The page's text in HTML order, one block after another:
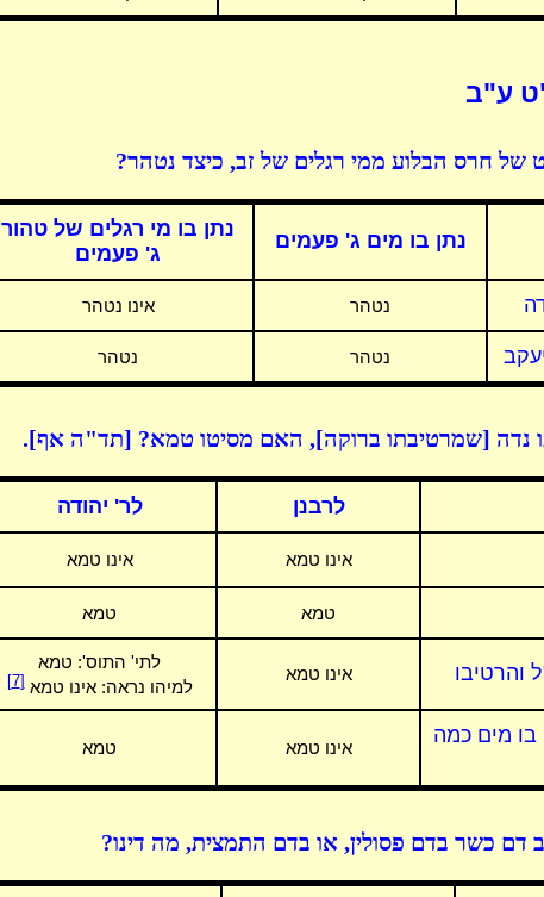
ע"ב
של חרס הבלוע ממי רגלים של זב, כיצד נטהר?
נתן בו מים ג' פעמים
נתן בו מי רגלים של טהור
ג' פעמים
נטהר אינו נטהר
נטהר נטהר
נדה [שמרטיבתו ברוקה], האם מסיטו טמא? [תד"ה אף].
לרבנן לר' יהודה
אינו טמא אינו טמא
טמא טמא
והרטיבו אינו טמא
לתי' התוס': טמא
למיהו נראה: אינו טמא[7]
בו מים כמה
אינו טמא טמא
דם כשר בדם פסולין, או בדם התמצית, מה דינו?